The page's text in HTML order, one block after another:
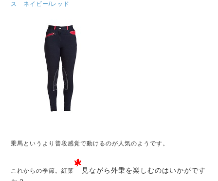
ス ネイビー/レッド
乗馬というより普段感覚で動けるのが人気のようです。
これからの季節。紅葉
見ながら外乗を楽しむのはいかがです